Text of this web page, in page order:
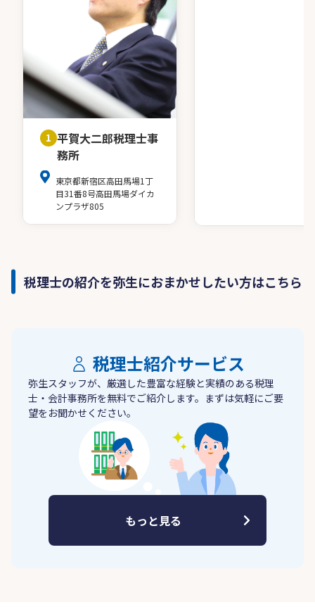
1 平賀大二郎税理士事
務所
東京都新宿区高田馬場1丁
目31番8号高田馬場ダイカ
ンプラザ805
税理士の紹介を弥生におまかせしたい方はこちら
税理士紹介サービス
弥生スタッフが、厳選した豊富な経験と実績のある税理
士・会計事務所を無料でご紹介します。まずは気軽にご要
望をお聞かせください。
もっと見る